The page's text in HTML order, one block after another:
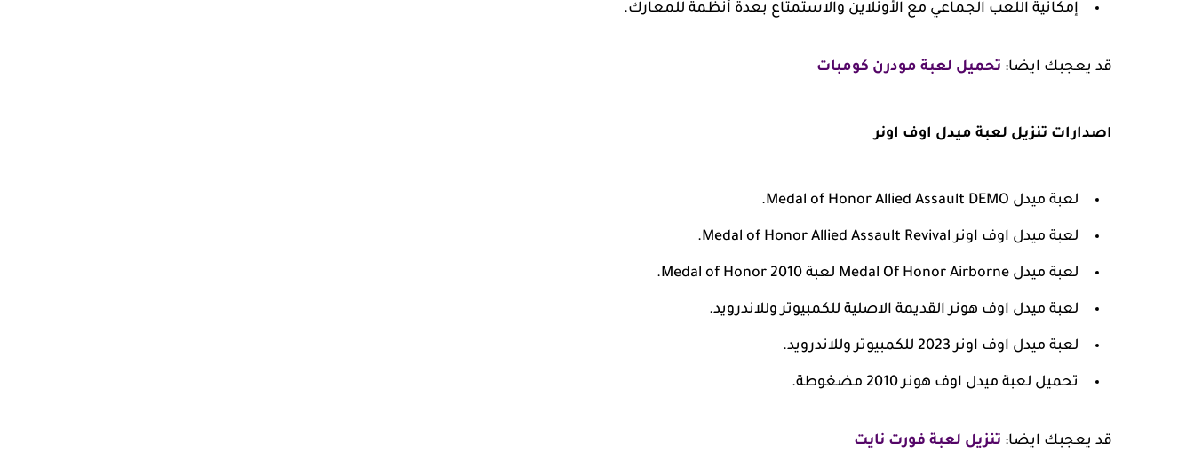
إمكانية اللعب الجماعي مع الأونلاين والاستمتاع بعدة أنظمة للمعارك.
قد يعجبك ايضا: تحميل لعبة مودرن كومبات
اصدارات تنزيل لعبة ميدل اوف اونر
لعبة ميدل Medal of Honor Allied Assault DEMO.
لعبة ميدل اوف اونر Medal of Honor Allied Assault Revival.
لعبة ميدل Medal Of Honor Airborne لعبة Medal of Honor 2010.
لعبة ميدل اوف هونر القديمة الاصلية للكمبيوتر وللاندرويد.
لعبة ميدل اوف اونر 2023 للكمبيوتر وللاندرويد.
تحميل لعبة ميدل اوف هونر 2010 مضغوطة.
قد يعجبك ايضا: تنزيل لعبة فورت نايت